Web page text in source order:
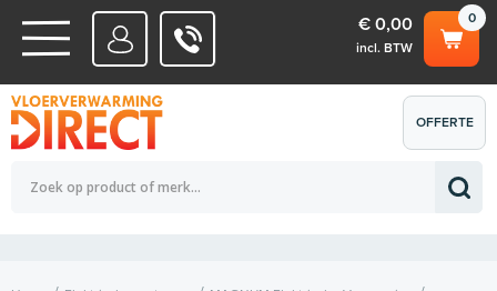
WATERSYSTEMEN
ELEKTRISCHE SYSTEMEN
0
€ 0,00
incl. BTW
Totaalbedrag (incl. BTW) € 0,00
OFFERTE
AANVRAGEN